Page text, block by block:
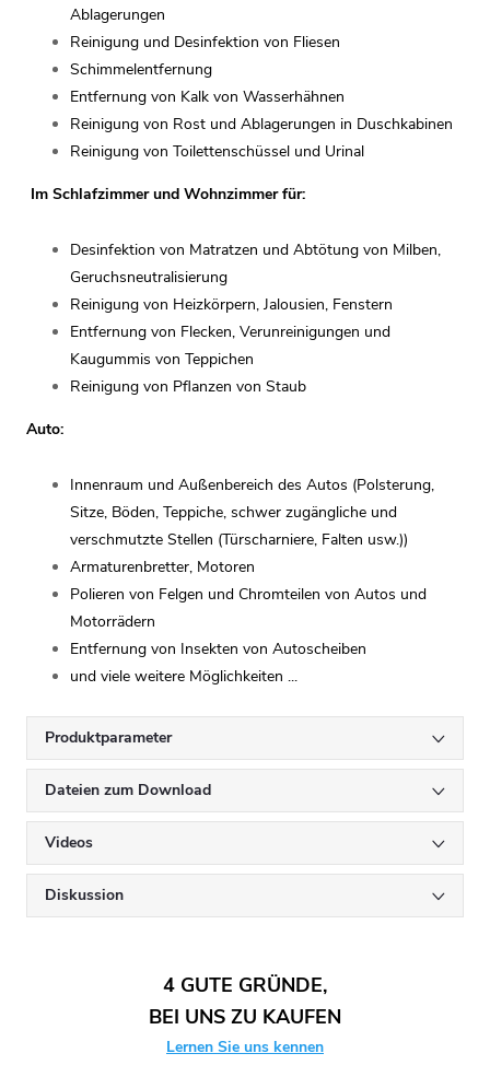
Ablagerungen
Reinigung und Desinfektion von Fliesen
Schimmelentfernung
Entfernung von Kalk von Wasserhähnen
Reinigung von Rost und Ablagerungen in Duschkabinen
Reinigung von Toilettenschüssel und Urinal
Im Schlafzimmer und Wohnzimmer für:
Desinfektion von Matratzen und Abtötung von Milben,
Geruchsneutralisierung
Reinigung von Heizkörpern, Jalousien, Fenstern
Entfernung von Flecken, Verunreinigungen und
Kaugummis von Teppichen
Reinigung von Pflanzen von Staub
Auto:
Innenraum und Außenbereich des Autos (Polsterung,
Sitze, Böden, Teppiche, schwer zugängliche und
verschmutzte Stellen (Türscharniere, Falten usw.))
Armaturenbretter, Motoren
Polieren von Felgen und Chromteilen von Autos und
Motorrädern
Entfernung von Insekten von Autoscheiben
und viele weitere Möglichkeiten ...
Produktparameter
Dateien zum Download
Videos
Diskussion
4 GUTE GRÜNDE,
BEI UNS ZU KAUFEN
Lernen Sie uns kennen